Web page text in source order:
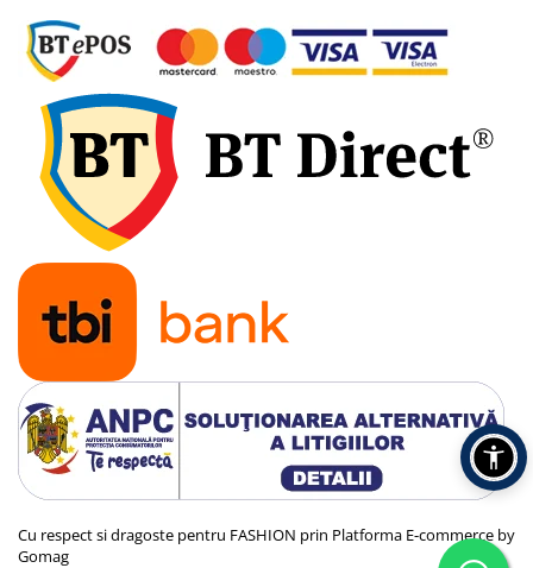
Cu respect si dragoste pentru FASHION prin Platforma E-commerce by
Gomag